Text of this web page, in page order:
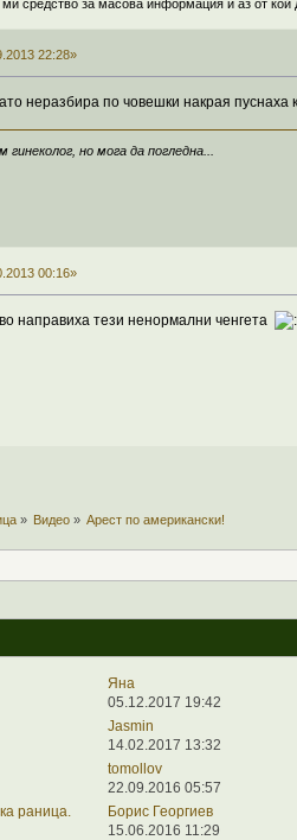
ми средство за масова информация и аз от кой
22:28»
неразбира по човешки накрая пуснаха
гинеколог, но мога да погледна...
00:16»
направиха тези ненормални ченгета
» Видео » Арест по американски!
Яна
05.12.2017 19:42
Jasmin
14.02.2017 13:32
tomollov
22.09.2016 05:57
раница.
Борис Георгиев
15.06.2016 11:29